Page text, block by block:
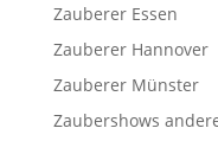
Zauberer Essen
Zauberer Hannover
Zauberer Münster
Zaubershows